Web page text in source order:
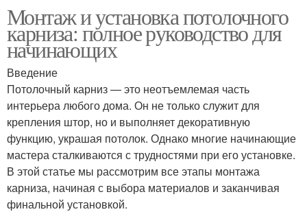
Монтаж и установка потолочного
карниза: полное руководство для
начинающих
Введение
Потолочный карниз — это неотъемлемая часть
интерьера любого дома. Он не только служит для
крепления штор, но и выполняет декоративную
функцию, украшая потолок. Однако многие начинающие
мастера сталкиваются с трудностями при его установке.
В этой статье мы рассмотрим все этапы монтажа
карниза, начиная с выбора материалов и заканчивая
финальной установкой.